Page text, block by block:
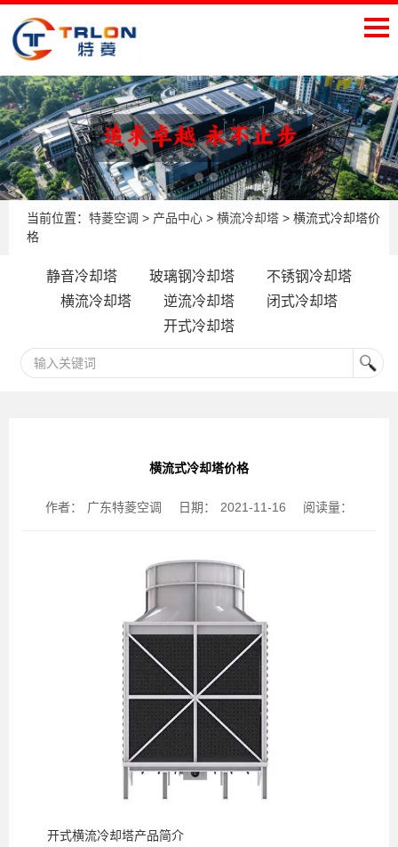
当前位置： 特菱空调 > 产品中心 > 横流冷却塔 > 横流式冷却塔价
格
静音冷却塔 玻璃钢冷却塔
不锈钢冷却塔
横流冷却塔
逆流冷却塔
闭式冷却塔
开式冷却塔
横流式冷却塔价格
作者： 广东特菱空调 日期： 2021-11-16 阅读量：
开式横流冷却塔产品简介